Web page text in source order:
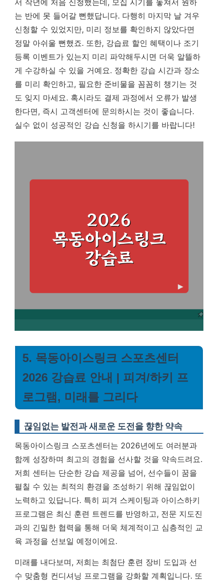
서 작년에 처음 신청했는데, 모집 시기를 놓쳐서 원하
는 반에 못 들어갈 뻔했답니다. 다행히 마지막 날 겨우
신청할 수 있었지만, 미리 정보를 확인하지 않았다면
정말 아쉬울 뻔했죠. 또한, 강습료 할인 혜택이나 조기
등록 이벤트가 있는지 미리 파악해두시면 더욱 알뜰하
게 수강하실 수 있을 거예요. 정확한 강습 시간과 장소
를 미리 확인하고, 필요한 준비물을 꼼꼼히 챙기는 것
도 잊지 마세요. 혹시라도 결제 과정에서 오류가 발생
한다면, 즉시 고객센터에 문의하시는 것이 좋습니다.
실수 없이 성공적인 강습 신청을 하시기를 바랍니다!
5. 목동아이스링크 스포츠센터
2026 강습료 안내 | 피겨/하키 프
로그램, 미래를 그리다
끊임없는 발전과 새로운 도전을 향한 약속
목동아이스링크 스포츠센터는 2026년에도 여러분과
함께 성장하며 최고의 경험을 선사할 것을 약속드려요.
저희 센터는 단순한 강습 제공을 넘어, 선수들이 꿈을
펼칠 수 있는 최적의 환경을 조성하기 위해 끊임없이
노력하고 있답니다. 특히 피겨 스케이팅과 아이스하키
프로그램은 최신 훈련 트렌드를 반영하고, 전문 지도진
과의 긴밀한 협력을 통해 더욱 체계적이고 심층적인 교
육 과정을 선보일 예정이에요.
미래를 내다보며, 저희는 최첨단 훈련 장비 도입과 선
수 맞춤형 컨디셔닝 프로그램을 강화할 계획입니다. 또